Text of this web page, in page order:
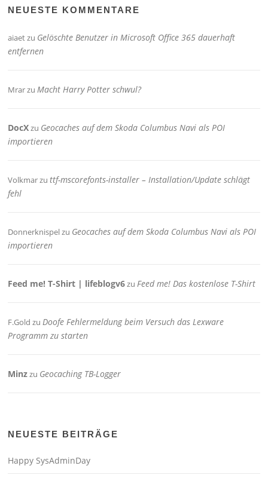
NEUESTE KOMMENTARE
aiaetzu Gelöschte Benutzer in Microsoft Office 365 dauerhaft
entfernen
MrarzuMacht Harry Potter schwul?
DocXzu Geocaches auf dem Skoda Columbus Navi als POI
importieren
Volkmarzuttf-mscorefonts-installer – Installation/Update schlägt
fehl
Donnerknispelzu Geocaches auf dem Skoda Columbus Navi als POI
importieren
Feed me! T-Shirt | lifeblogv6zuFeed me! Das kostenlose T-Shirt
F.Gold zuDoofe Fehlermeldung beim Versuch das Lexware
Programm zu starten
Minzzu Geocaching TB-Logger
NEUESTE BEITRÄGE
Happy SysAdminDay